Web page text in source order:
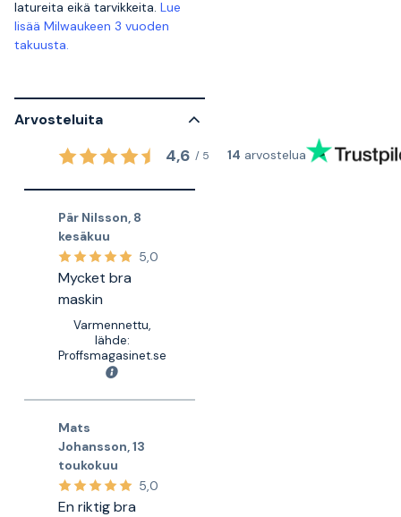
latureita eikä tarvikkeita. Lue
lisää Milwaukeen 3 vuoden
takuusta.
Arvosteluita
4,6 / 5 14 arvostelua
Pär Nilsson 8
kesäkuu
5,0
Mycket bra
maskin
Varmennettu,
lähde:
Proffsmagasinet.se
Mats
Johansson 13
toukokuu
5,0
En riktig bra